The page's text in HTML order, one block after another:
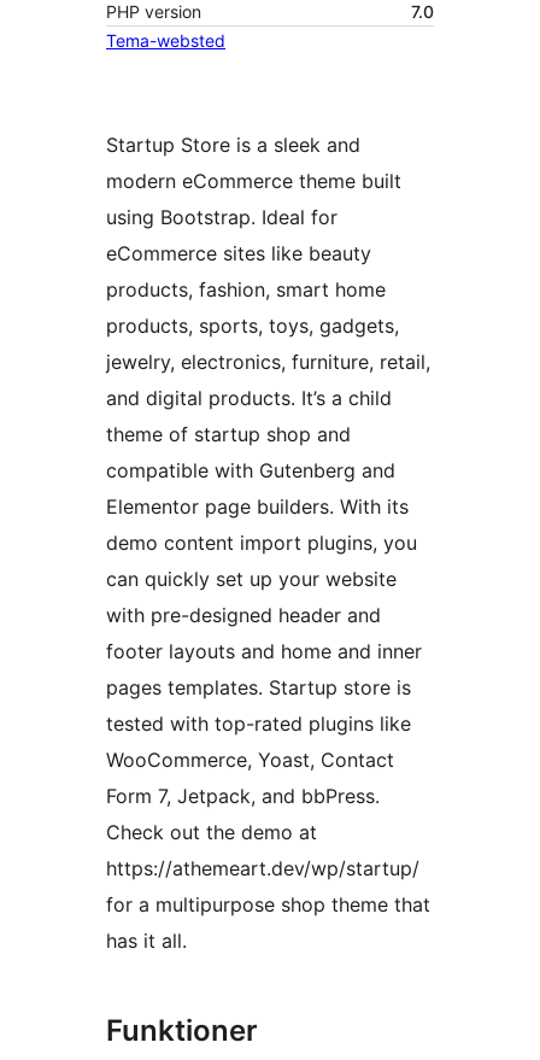
PHP version
7.0
Tema-websted
Startup Store is a sleek and
modern eCommerce theme built
using Bootstrap. Ideal for
eCommerce sites like beauty
products, fashion, smart home
products, sports, toys, gadgets,
jewelry, electronics, furniture, retail,
and digital products. It’s a child
theme of startup shop and
compatible with Gutenberg and
Elementor page builders. With its
demo content import plugins, you
can quickly set up your website
with pre-designed header and
footer layouts and home and inner
pages templates. Startup store is
tested with top-rated plugins like
WooCommerce, Yoast, Contact
Form 7, Jetpack, and bbPress.
Check out the demo at
https://athemeart.dev/wp/startup/
for a multipurpose shop theme that
has it all.
Funktioner